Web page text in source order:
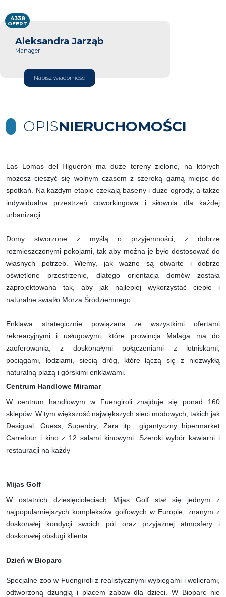
Aleksandra Jarząb
Manager
Napisz wiadomość
4338
OFERT
OPISNIERUCHOMOŚCI
Las Lomas del Higuerón ma duże tereny zielone, na których
możesz cieszyć się wolnym czasem z szeroką gamą miejsc do
spotkań. Na każdym etapie czekają baseny i duże ogrody, a także
indywidualna przestrzeń coworkingowa i siłownia dla każdej
urbanizacji.
Domy stworzone z myślą o przyjemności, z dobrze
rozmieszczonymi pokojami, tak aby można je było dostosować do
własnych potrzeb. Wiemy, jak ważne są otwarte i dobrze
oświetlone przestrzenie, dlatego orientacja domów została
zaprojektowana tak, aby jak najlepiej wykorzystać ciepłe i
naturalne światło Morza Śródziemnego.
Enklawa strategicznie powiązana ze wszystkimi ofertami
rekreacyjnymi i usługowymi, które prowincja Malaga ma do
zaoferowania, z doskonałymi połączeniami z lotniskami,
pociągami, łodziami, siecią dróg, które łączą się z niezwykłą
naturalną plażą i górskimi enklawami.
Centrum Handlowe Miramar
W centrum handlowym w Fuengiroli znajduje się ponad 160
sklepów. W tym większość największych sieci modowych, takich jak
Desigual, Guess, Superdry, Zara itp., gigantyczny hipermarket
Carrefour i kino z 12 salami kinowymi. Szeroki wybór kawiarni i
restauracji na każdy
Mijas Golf
W ostatnich dziesięcioleciach Mijas Golf stał się jednym z
najpopularniejszych kompleksów golfowych w Europie, znanym z
doskonałej kondycji swoich pól oraz przyjaznej atmosfery i
doskonałej obsługi klienta.
Dzień w Bioparc
Specjalne zoo w Fuengiroli z realistycznymi wybiegami i wolierami,
odtworzoną dżunglą i placem zabaw dla dzieci. W Bioparc nie